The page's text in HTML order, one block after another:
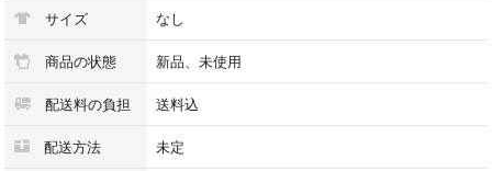
せんので、水分の多いものを入れると漏れてものを汚す原因になります。
2b4dB0G1WLN9MS59fd
サイズ なし
商品の状態 新品、未使用
配送料の負担 送料込
配送方法 未定